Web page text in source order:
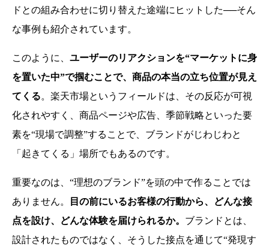
ドとの組み合わせに切り替えた途端にヒットした──そん
な事例も紹介されています。
このように、 ユーザーのリアクションを“マーケットに身
を置いた中”で掴むことで、商品の本当の立ち位置が見え
てくる。 楽天市場というフィールドは、その反応が可視
化されやすく、商品ページや広告、季節戦略といった要
素を“現場で調整”することで、ブランドがじわじわと
「起きてくる」場所でもあるのです。
重要なのは、“理想のブランド”を頭の中で作ることでは
ありません。
目の前にいるお客様の行動から、どんな接
点を設け、どんな体験を届けられるか。 ブランドとは、
設計されたものではなく、そうした接点を通じて“発現す